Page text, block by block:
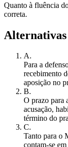
Quanto à fluência
correta.
Alternativas
A.
Para a
recebimento
aposição no
B.
O prazo para
acusação,
término do
C.
Tanto para o
contam-se